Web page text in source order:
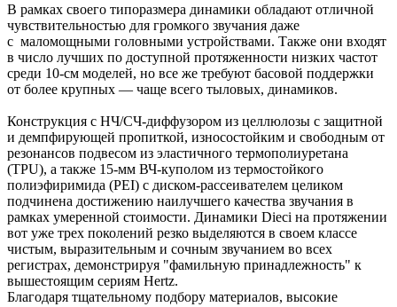
В рамках своего типоразмера динамики обладают отличной
чувствительностью для громкого звучания даже
с маломощными головными устройствами. Также они входят
в число лучших по доступной протяженности низких частот
среди 10-см моделей, но все же требуют басовой поддержки
от более крупных — чаще всего тыловых, динамиков.
Конструкция с НЧ/СЧ-диффузором из целлюлозы с защитной
и демпфирующей пропиткой, износостойким и свободным от
резонансов подвесом из эластичного термополиуретана
(TPU), а также 15-мм ВЧ-куполом из термостойкого
полиэфиримида (PEI) с диском-рассеивателем целиком
подчинена достижению наилучшего качества звучания в
рамках умеренной стоимости. Динамики Dieci на протяжении
вот уже трех поколений резко выделяются в своем классе
чистым, выразительным и сочным звучанием во всех
регистрах, демонстрируя "фамильную принадлежность" к
вышестоящим сериям Hertz.
Благодаря тщательному подбору материалов, высокие